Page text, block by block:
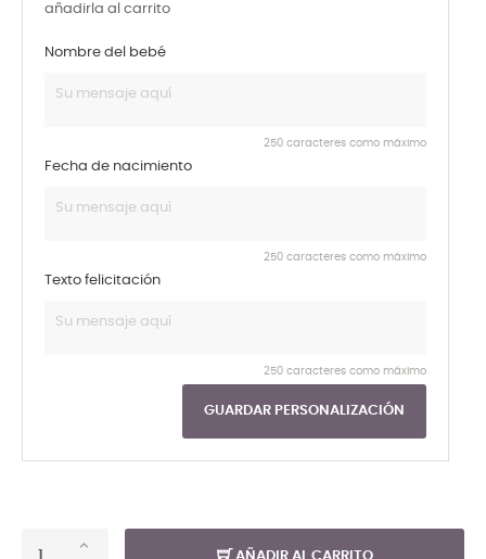
añadirla al carrito
Nombre del bebé
250 caracteres como máximo
Fecha de nacimiento
250 caracteres como máximo
Texto felicitación
250 caracteres como máximo
GUARDAR PERSONALIZACIÓN
AÑADIR AL CARRITO